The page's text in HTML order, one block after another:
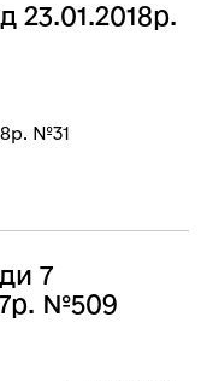
23.01.2018р.
№31
7
№509